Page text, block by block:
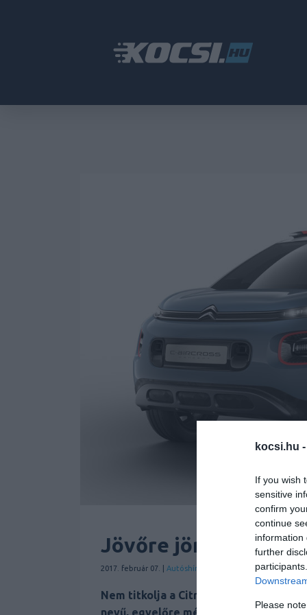
kocsi.hu -
If you wish
sensitive
confirm
continue
information
further
Please
Jövőre jön a
2017. február 07. | Autóshír Személyauto Új
Nem titkolja a Citroen, hogy a Nissan